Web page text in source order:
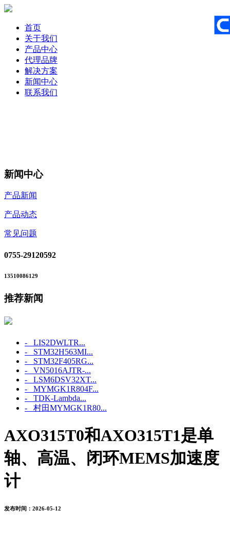
首页
关于我们
产品中心
代理品牌
解决方案
新闻中心
联系我们
新闻中心
产品新闻
产品动态
常见问题
0755-29120592
13510086129
推荐新闻
- LIS2DWLTR...
- STM32H563MI...
- STM32F405RG...
- VN5016AJTR-...
- LSM6DSV32XT...
- MYMGK1R804F...
- TDK-Lambda...
- 村田MYMGK1R80...
AXO315T0和AXO315T1是单
轴、高温、闭环MEMS加速度
计
发布时间：2026-05-12